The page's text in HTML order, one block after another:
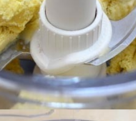
ghiaccio e 2 cucchiai generosi di